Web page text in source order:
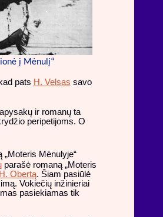
į Mėnulį“
pats H. Velsas savo
ir romanų ta
peripetijoms. O
„Moteris Mėnulyje“
parašė romaną „Moteris
H. Obertą. Šiam pasiūlė
Vokiečių inžinieriai
pasiekiamas tik